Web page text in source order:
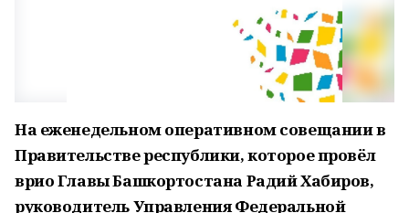
На еженедельном оперативном совещании в
Правительстве республики, которое провёл
врио Главы Башкортостана Радий Хабиров,
руководитель Управления Федеральной